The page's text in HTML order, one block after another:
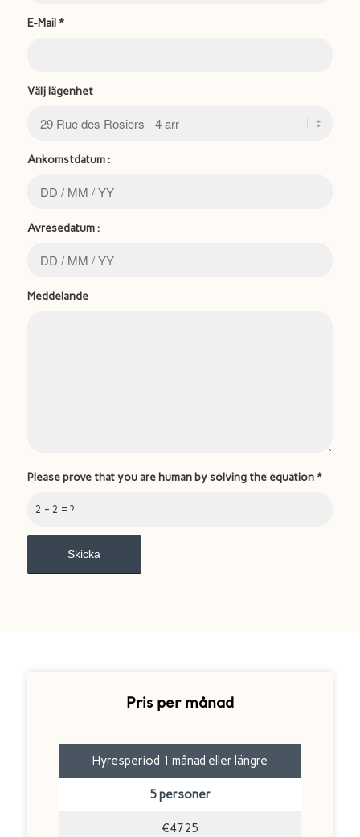
E-Mail*
Välj lägenhet
Ankomstdatum :
Avresedatum :
Meddelande
2 + 2 = ?
Please prove that you are human by solving the equation*
Pris per månad
Hyresperiod 1 månad eller längre
5 personer
€4725